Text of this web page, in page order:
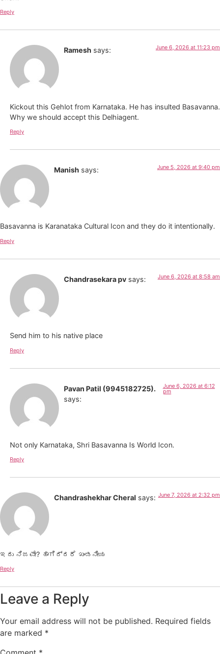
Reply
Ramesh says: June 6, 2026 at 11:23 pm
Kickout this Gehlot from Karnataka. He has insulted Basavanna.
Why we should accept this Delhiagent.
Reply
Manish says: June 5, 2026 at 9:40 pm
Basavanna is Karanataka Cultural Icon and they do it intentionally.
Reply
Chandrasekara pv says: June 6, 2026 at 8:58 am
Send him to his native place
Reply
Pavan Patil (9945182725).
says:
June 6, 2026 at 6:12
pm
Not only Karnataka, Shri Basavanna Is World Icon.
Reply
Chandrashekhar Cheral says: June 7, 2026 at 2:32 pm
ಇದು ನಿಜವೇ? ಹಾಗಿದ್ದರೆ ಖಂಡನೀಯ
Reply
Leave a Reply
Your email address will not be published. Required fields
are marked *